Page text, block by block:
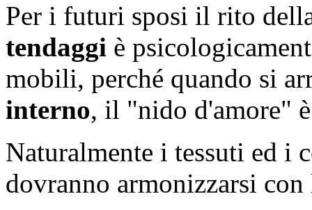
Per i futuri sposi il rito
tendaggi è
mobili, perché quando si
interno, il "nido d'amore"
Naturalmente i tessuti ed i
dovranno armonizzarsi